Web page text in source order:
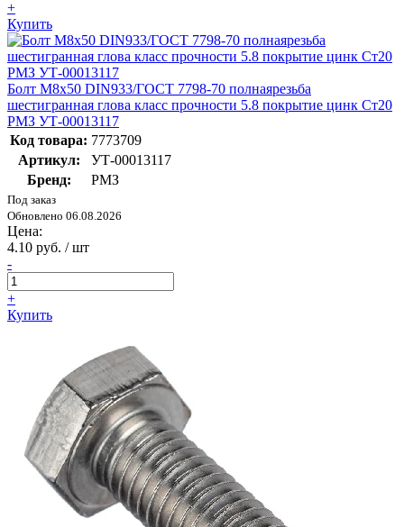
+
Купить
Болт M8х50 DIN933/ГОСТ 7798-70 полнаярезьба
шестигранная глова класс прочности 5.8 покрытие цинк Ст20
РМЗ УТ-00013117
Код товара: 7773709
Артикул:
УТ-00013117
Бренд:
РМЗ
Под заказ
Обновлено 06.08.2026
Цена:
4.10 руб. / шт
-
+
Купить